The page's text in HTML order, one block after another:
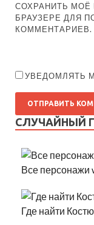
СОХРАНИТЬ МОЁ
БРАУЗЕРЕ ДЛЯ
КОММЕНТАРИЕВ.
УВЕДОМЛЯТЬ
СЛУЧАЙНЫЙ
Все персонажи
Где найти